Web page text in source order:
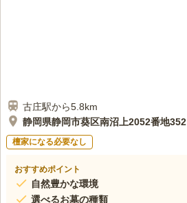
古庄駅から5.8km
静岡県静岡市葵区南沼上2052番地352
檀家になる必要なし
おすすめポイント
自然豊かな環境
選べるお墓の種類